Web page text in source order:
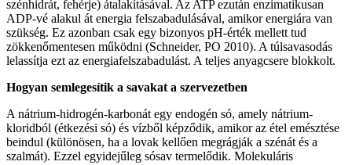
szénhidrát, fehérje) átalakításával. Az ATP ezután enzimatikusan
ADP-vé alakul át energia felszabadulásával, amikor energiára van
szükség. Ez azonban csak egy bizonyos pH-érték mellett tud
zökkenőmentesen működni (Schneider, PO 2010). A túlsavasodás
lelassítja ezt az energiafelszabadulást. A teljes anyagcsere blokkolt.
Hogyan semlegesítik a savakat a szervezetben
A nátrium-hidrogén-karbonát egy endogén só, amely nátrium-
kloridból (étkezési só) és vízből képződik, amikor az étel emésztése
beindul (különösen, ha a lovak kellően megrágják a szénát és a
szalmát). Ezzel egyidejűleg sósav termelődik. Molekuláris